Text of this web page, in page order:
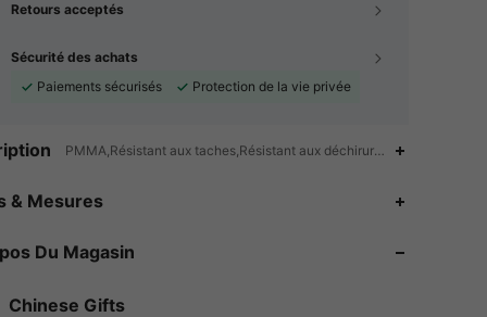
Retours acceptés
Sécurité des achats
Paiements sécurisés
Protection de la vie privée
PMMA,Résistant aux taches,Résistant aux
& Mesures
Du Magasin
Chinese Gifts
4.89
4.89 22
4.89